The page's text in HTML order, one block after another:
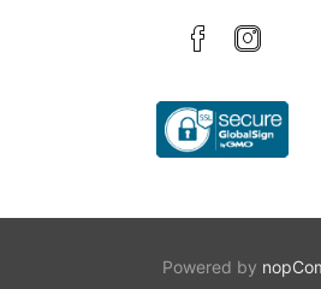
Powered by